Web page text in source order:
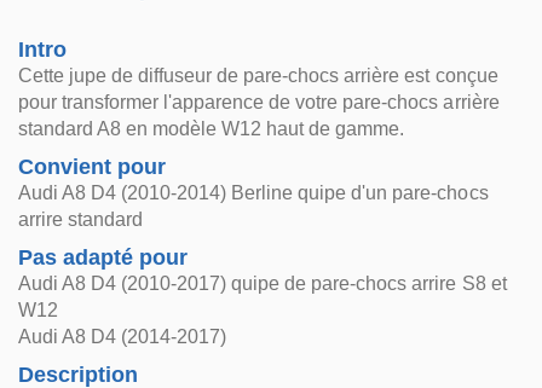
Intro
Cette jupe de diffuseur de pare-chocs arrière est conçue
pour transformer l'apparence de votre pare-chocs arrière
standard A8 en modèle W12 haut de gamme.
Convient pour
Audi A8 D4 (2010-2014) Berline quipe d'un pare-chocs
arrire standard
Pas adapté pour
Audi A8 D4 (2010-2017) quipe de pare-chocs arrire S8 et
W12
Audi A8 D4 (2014-2017)
Description